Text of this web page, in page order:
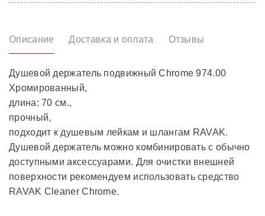
Описание Доставка и оплата Отзывы
Душевой держатель подвижный Chrome 974.00
Хромированный,
длина: 70 см.,
прочный,
подходит к душевым лейкам и шлангам RAVAK.
Душевой держатель можно комбинировать с обычно
доступными аксессуарами. Для очистки внешней
поверхности рекомендуем использовать средство
RAVAK Cleaner Chrome.